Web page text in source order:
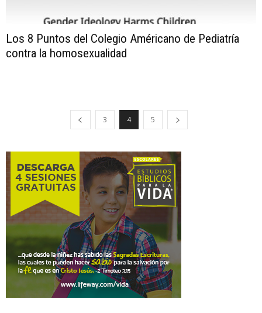
Los 8 Puntos del Colegio Américano de Pediatría
contra la homosexualidad
3 4 5